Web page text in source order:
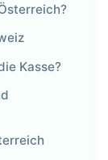
Kasse?